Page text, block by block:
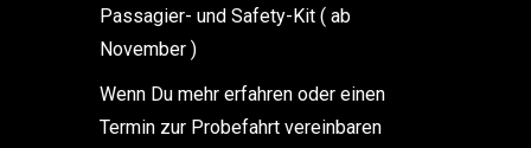
Passagier- und Safety-Kit ( ab
November )
Wenn Du mehr erfahren oder einen
Termin zur Probefahrt vereinbaren